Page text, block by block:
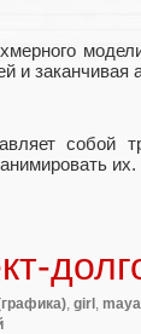
и заканчивая
собой
их.
girl maya